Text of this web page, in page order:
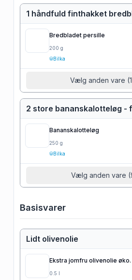
1 håndfuld finthakket
Bredbladet persille
200 g
Bilka
Vælg anden vare
2 store bananskalotteløg -
Bananskalotteløg
250 g
Bilka
Vælg anden vare
Basisvarer
Lidt olivenolie
Ekstra jomfru olivenolie øko.
0.5 l